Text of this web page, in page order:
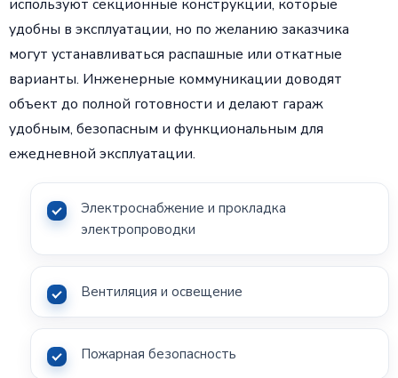
используют секционные конструкции, которые
удобны в эксплуатации, но по желанию заказчика
могут устанавливаться распашные или откатные
варианты. Инженерные коммуникации доводят
объект до полной готовности и делают гараж
удобным, безопасным и функциональным для
ежедневной эксплуатации.
Электроснабжение и прокладка
электропроводки
Вентиляция и освещение
Пожарная безопасность